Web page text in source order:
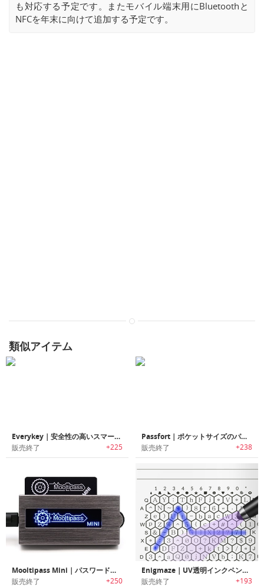
も対応する予定です。またモバイル端末用にBluetoothと
NFCを年末に向けて追加する予定です。
類似アイテム
Everykey｜安全性の高いスマートキー「エブリキー」
販売終了 +225
Passfort｜ポケットサイズのパスワード管理デバイス「パスフォート」
販売終了 +238
Mooltipass Mini｜パスワードを安全に保存/管理するパスワードキーパー「ムールティパスミニ」
販売終了 +250
Enigmaze｜UV透明インクペン付きログインパスワード管理用ノート「エニグメイズ」
販売終了 +193